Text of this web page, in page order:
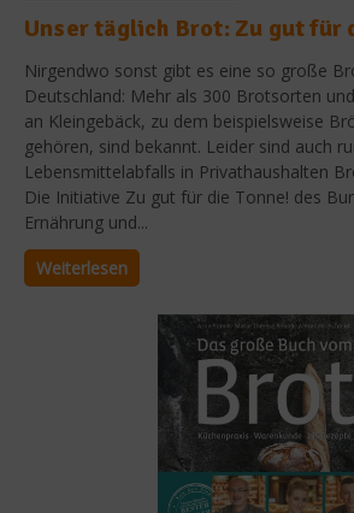
Unser täglich Brot: Zu gut für
Nirgendwo sonst gibt es eine so große
Deutschland: Mehr als 300 Brotsorten
an Kleingebäck, zu dem beispielsweise
gehören, sind bekannt. Leider sind auch
Lebensmittelabfalls in Privathaushalten
Die Initiative Zu gut für die Tonne! des
Ernährung und...
Weiterlesen